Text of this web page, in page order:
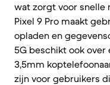
wat zorgt voor snelle
Pixel 9 Pro maakt
opladen en
5G beschikt ook over
3,5mm
zijn voor gebruikers